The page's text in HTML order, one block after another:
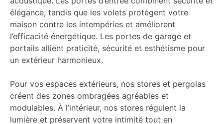
élégance, tandis que les volets protègent votre
maison contre les intempéries et améliorent
l’efficacité énergétique. Les portes de garage et
portails allient praticité, sécurité et esthétisme pour
un extérieur harmonieux.
Pour vos espaces extérieurs, nos stores et pergolas
créent des zones ombragées agréables et
modulables. À l’intérieur, nos stores régulent la
lumière et préservent votre intimité tout en